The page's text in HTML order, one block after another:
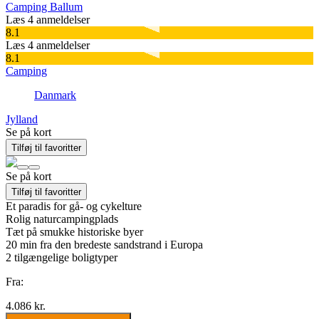
Camping Ballum
Læs 4 anmeldelser
8.1
Læs 4 anmeldelser
8.1
Camping
Danmark
Jylland
Se på kort
Tilføj til favoritter
Se på kort
Tilføj til favoritter
Et paradis for gå- og cykelture
Rolig naturcampingplads
Tæt på smukke historiske byer
20 min fra den bredeste sandstrand i Europa
2 tilgængelige boligtyper
Fra:
4.086 kr.